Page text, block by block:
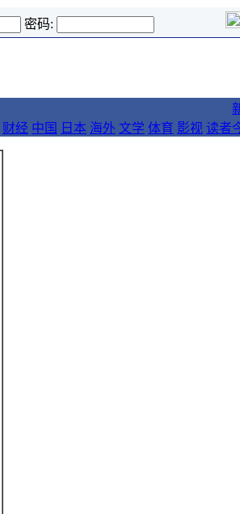
密码:
财经 中国 日本 海外 文学 体育 影视 读者